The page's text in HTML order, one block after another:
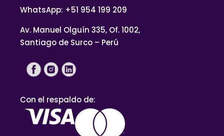
WhatsApp: +51 954 199 209
Av. Manuel Olguín 335, Of. 1002,
Santiago de Surco – Perú
Con el respaldo de: